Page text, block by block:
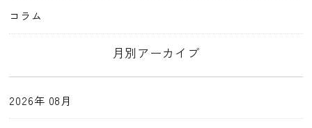
コラム
月別アーカイブ
2026年 08月